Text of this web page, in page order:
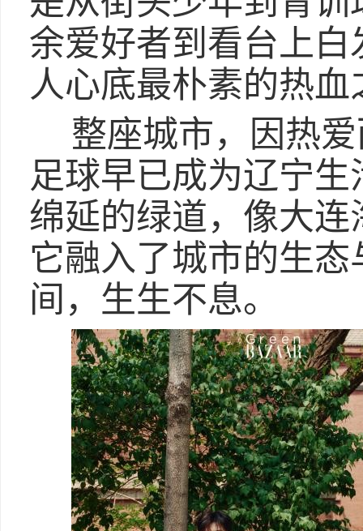
余爱好者到看台上
人心底最朴素的热血
整座城市，因热
足球早已成为辽宁
绵延的绿道，像大
它融入了城市的生
间，生生不息。